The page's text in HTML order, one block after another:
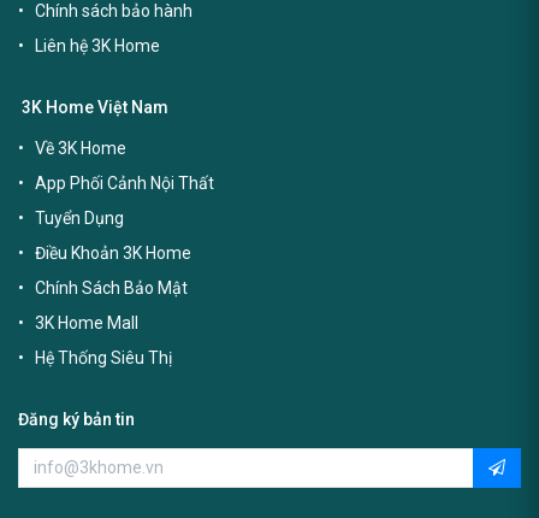
Chính sách bảo hành
Liên hệ 3K Home
3K Home Việt Nam
Về 3K Home
App Phối Cảnh Nội Thất
Tuyển Dụng
Điều Khoản 3K Home
Chính Sách Bảo Mật
3K Home Mall
Hệ Thống Siêu Thị
Đăng ký bản tin